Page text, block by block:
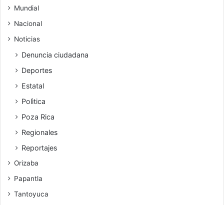
Mundial
Nacional
Noticias
Denuncia ciudadana
Deportes
Estatal
Polìtica
Poza Rica
Regionales
Reportajes
Orizaba
Papantla
Tantoyuca